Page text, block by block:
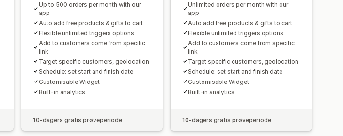
Up to 500 orders per month with our
app
Auto add free products & gifts to cart
Flexible unlimited triggers options
Add to customers come from specific
link
Target specific customers, geolocation
Schedule: set start and finish date
Customisable Widget
Built-in analytics
10-dagers gratis prøveperiode
Unlimited orders per month with our
app
Auto add free products & gifts to cart
Flexible unlimited triggers options
Add to customers come from specific
link
Target specific customers, geolocation
Schedule: set start and finish date
Customisable Widget
Built-in analytics
10-dagers gratis prøveperiode